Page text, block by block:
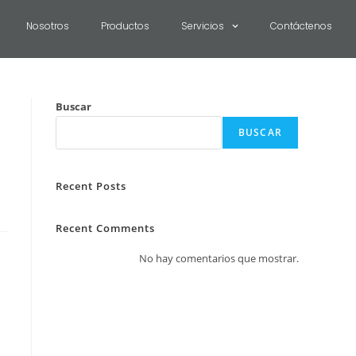
Nosotros Productos Servicios Contáctenos
Buscar
BUSCAR
Recent Posts
Recent Comments
No hay comentarios que mostrar.